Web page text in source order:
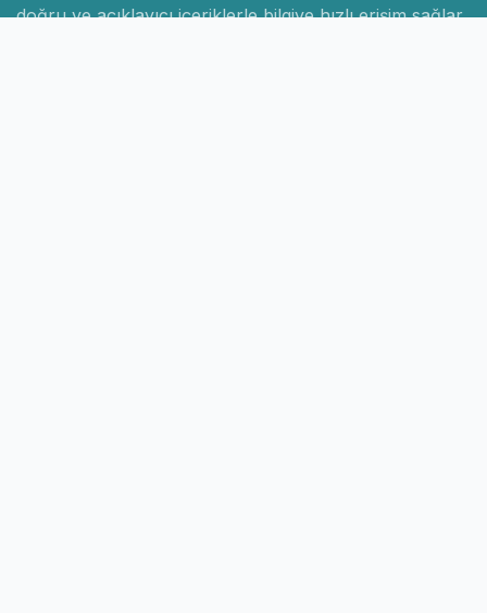
doğru ve açıklayıcı içeriklerle bilgiye hızlı erişim sağlar.